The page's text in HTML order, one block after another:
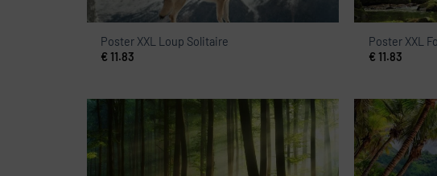
Poster XXL Loup Solitaire
€ 11.83
Poster XXL
€ 11.83